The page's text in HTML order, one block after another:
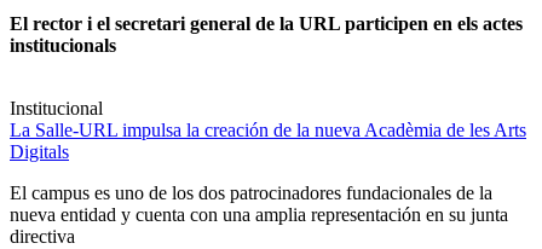
El rector i el secretari general de la URL participen en els actes
institucionals
Institucional
La Salle-URL impulsa la creación de la nueva Acadèmia de les Arts
Digitals
El campus es uno de los dos patrocinadores fundacionales de la
nueva entidad y cuenta con una amplia representación en su junta
directiva